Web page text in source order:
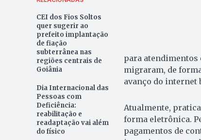
CEI dos Fios Soltos
quer sugerir ao
prefeito implantação
de fiação
subterrânea nas
regiões centrais de
Goiânia
Dia Internacional das
Pessoas com
Deficiência:
reabilitação e
readaptação vai além
do físico
para atendimentos
migraram, de
avanço do
Atualmente,
forma eletrônica.
pagamentos de